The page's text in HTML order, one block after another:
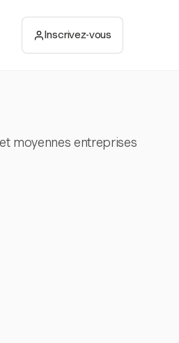
Inscrivez-vous
moyennes entreprises